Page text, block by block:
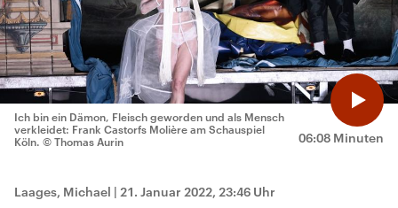
06:08 Minuten
Ich bin ein Dämon, Fleisch geworden und als Mensch
verkleidet: Frank Castorfs Molière am Schauspiel
Köln. © Thomas Aurin
Laages, Michael | 21. Januar 2022, 23:46 Uhr